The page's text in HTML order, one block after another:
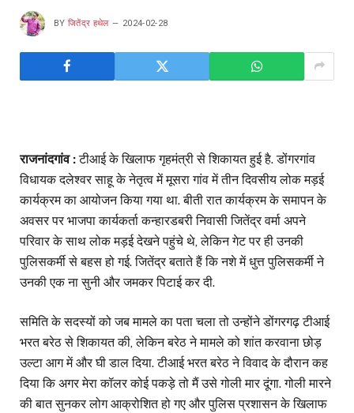
BY जितेंद्र हथेल 2024-02-28
राजनांदगांव :टीआई के खिलाफ गृहमंत्री से शिकायत हुई है. डोंगरगांव
विधायक दलेश्वर साहू के नेतृत्व में मूसरा गांव में तीन दिवसीय लोक मड़ई
कार्यक्रम का आयोजन किया गया था. बीती रात कार्यक्रम के समापन के
अवसर पर भाजपा कार्यकर्ता कन्हारडबरी निवासी जितेंद्र वर्मा अपने
परिवार के साथ लोक मड़ई देखने पहुंचे थे, लेकिन गेट पर ही उनकी
पुलिसकर्मी से बहस हो गई. जितेंद्र बताते हैं कि नशे में धुत्त पुलिसकर्मी ने
उनकी एक ना सुनी और जमकर पिटाई कर दी.
समिति के सदस्यों को जब मामले का पता चला तो उन्होंने डोंगरगढ़ टीआई
भरत बरेठ से शिकायत की, लेकिन बरेठ ने मामले को शांत करवाना छोड़
उल्टा आग में और घी डाल दिया. टीआई भरत बरेठ ने विवाद के दौरान कह
दिया कि अगर मेरा कॉलर कोई पकड़े तो मैं उसे गोली मार दूंगा. गोली मारने
की बात सुनकर लोग आक्रोशित हो गए और पुलिस प्रशासन के खिलाफ